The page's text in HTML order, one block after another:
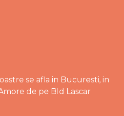
se afla in Bucuresti, in
de pe Bld Lascar